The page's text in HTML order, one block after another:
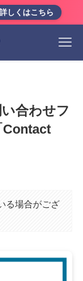
詳しくはこちら
合わせフ
Contact
る場合がござ